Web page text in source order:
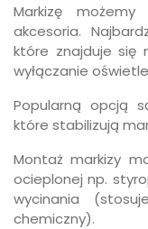
Markizę
akcesoria.
które znajduje się
wyłączanie
Popularną opcją
które stabilizują
Montaż markizy
ocieplonej np.
wycinania
chemiczny).